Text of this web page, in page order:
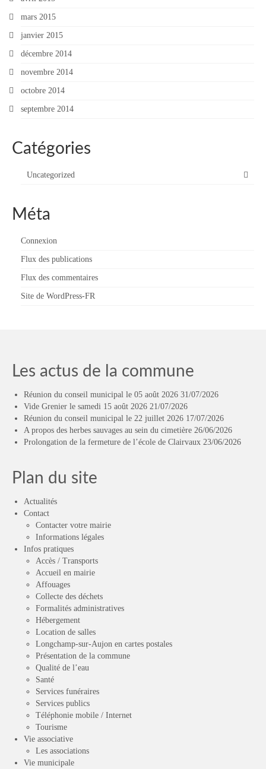
mars 2015
janvier 2015
décembre 2014
novembre 2014
octobre 2014
septembre 2014
Catégories
Uncategorized
Méta
Connexion
Flux des publications
Flux des commentaires
Site de WordPress-FR
Les actus de la commune
Réunion du conseil municipal le 05 août 2026 31/07/2026
Vide Grenier le samedi 15 août 2026 21/07/2026
Réunion du conseil municipal le 22 juillet 2026 17/07/2026
A propos des herbes sauvages au sein du cimetière 26/06/2026
Prolongation de la fermeture de l’école de Clairvaux 23/06/2026
Plan du site
Actualités
Contact
Contacter votre mairie
Informations légales
Infos pratiques
Accès / Transports
Accueil en mairie
Affouages
Collecte des déchets
Formalités administratives
Hébergement
Location de salles
Longchamp-sur-Aujon en cartes postales
Présentation de la commune
Qualité de l’eau
Santé
Services funéraires
Services publics
Téléphonie mobile / Internet
Tourisme
Vie associative
Les associations
Vie municipale